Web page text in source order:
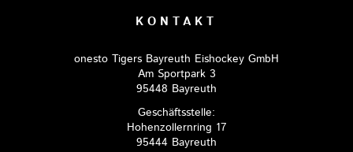
KONTAKT
onesto Tigers Bayreuth Eishockey GmbH
Am Sportpark 3
95448 Bayreuth
Geschäftsstelle:
Hohenzollernring 17
95444 Bayreuth